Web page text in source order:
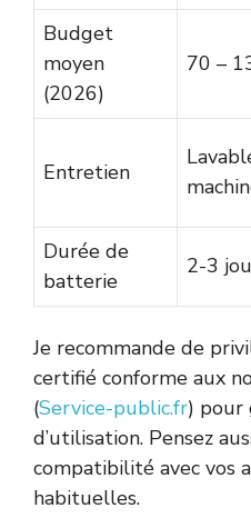
Budget
moyen
(2026)
70 –
Entretien
Durée de
batterie
2-3
Je recommande de
certifié conforme aux
(Service-public.fr) pour
d’utilisation. Pensez
compatibilité avec vos
habituelles.